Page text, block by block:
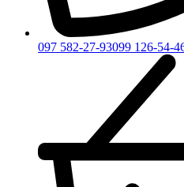
097 582-27-93099 126-54-